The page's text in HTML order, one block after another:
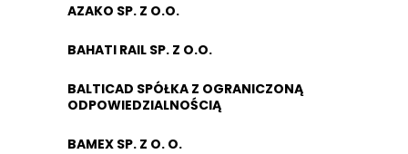
AZAKO SP. Z O.O.
BAHATI RAIL SP. Z O.O.
BALTICAD SPÓŁKA Z OGRANICZONĄ
ODPOWIEDZIALNOŚCIĄ
BAMEX SP. Z O. O.